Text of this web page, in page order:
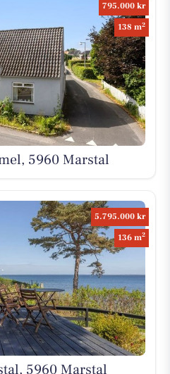
795.000 kr
138 m2
5960 Marstal
5.795.000 kr
136 m2
5960 Marstal